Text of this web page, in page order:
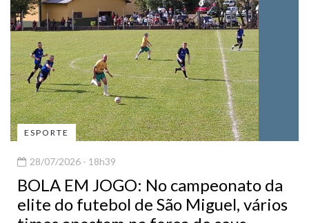
ESPORTE
28/07/2026 - 18h39
BOLA EM JOGO: No campeonato da
elite do futebol de São Miguel, vários